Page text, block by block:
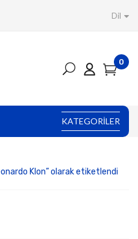
Dil
0
KATEGORILER
Klon” olarak etiketlendi